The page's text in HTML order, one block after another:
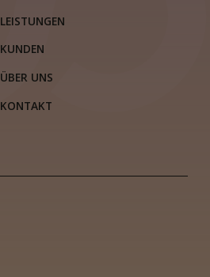
LEISTUNGEN
KUNDEN
ÜBER UNS
KONTAKT